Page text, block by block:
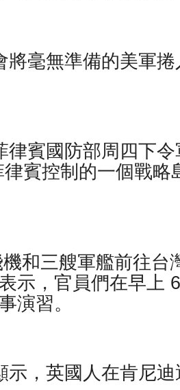
毫無準備的美軍
賓國防部周四下令
賓控制的一個戰略
和三艘軍艦前往台
示，官員們在早上
演習。
，英國人在肯尼